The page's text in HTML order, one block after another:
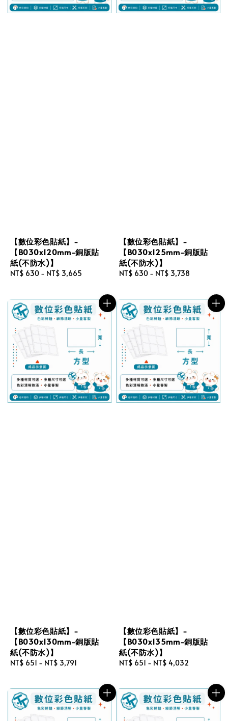
【數位彩色貼紙】-
【B030x120mm-銅版貼
紙(不防水)】
Regular
NT$ 630 - NT$ 3,665
【數位彩色貼紙】-
【B030x125mm-銅版貼
紙(不防水)】
Regular
NT$ 630 - NT$ 3,738
【數位彩色貼紙】-
【B030x130mm-銅版貼
紙(不防水)】
Regular
NT$ 651 - NT$ 3,791
【數位彩色貼紙】-
【B030x135mm-銅版貼
紙(不防水)】
Regular
NT$ 651 - NT$ 4,032